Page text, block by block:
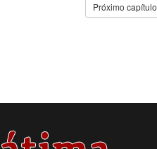
Próximo capítulo